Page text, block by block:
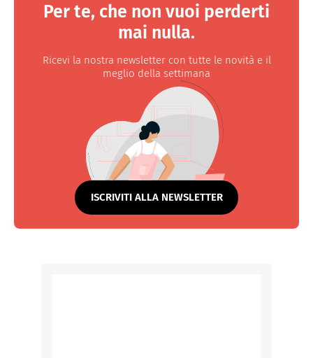
Per te, che non vuoi perderti
mai nulla.
Ricevi la nostra newsletter con tutte le novità e il
meglio della settimana
ISCRIVITI ALLA NEWSLETTER